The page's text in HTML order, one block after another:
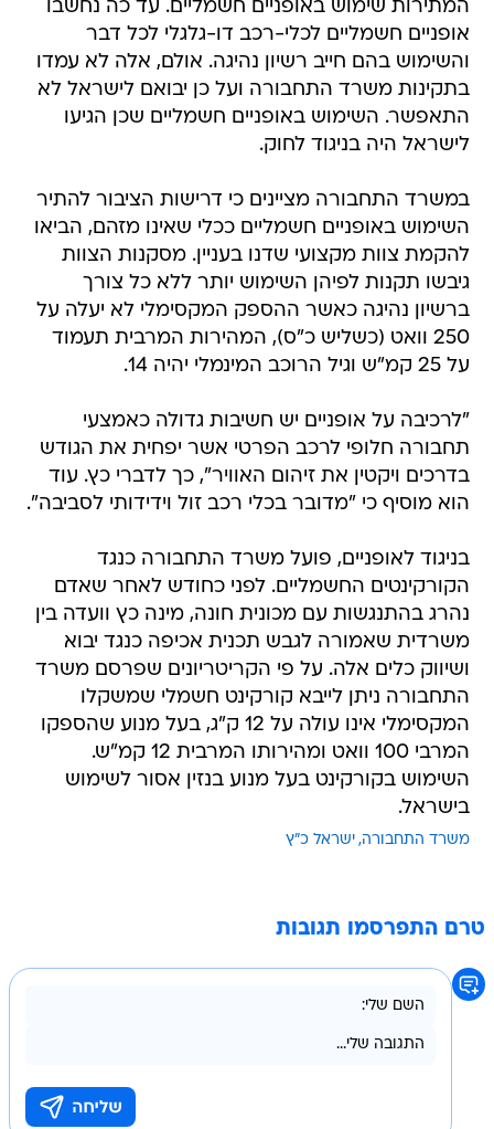
המתירות שימוש באופניים חשמליים. עד כה נחשבו
אופניים חשמליים לכלי-רכב דו-גלגלי לכל דבר
והשימוש בהם חייב רשיון נהיגה. אולם, אלה לא עמדו
בתקינות משרד התחבורה ועל כן יבואם לישראל לא
התאפשר. השימוש באופניים חשמליים שכן הגיעו
לישראל היה בניגוד לחוק.
במשרד התחבורה מציינים כי דרישות הציבור להתיר
השימוש באופניים חשמליים ככלי שאינו מזהם, הביאו
להקמת צוות מקצועי שדנו בעניין. מסקנות הצוות
גיבשו תקנות לפיהן השימוש יותר ללא כל צורך
ברשיון נהיגה כאשר ההספק המקסימלי לא יעלה על
250 וואט (כשליש כ"ס), המהירות המרבית תעמוד
על 25 קמ"ש וגיל הרוכב המינמלי יהיה 14.
"לרכיבה על אופניים יש חשיבות גדולה כאמצעי
תחבורה חלופי לרכב הפרטי אשר יפחית את הגודש
בדרכים ויקטין את זיהום האוויר", כך לדברי כץ. עוד
הוא מוסיף כי "מדובר בכלי רכב זול וידידותי לסביבה".
בניגוד לאופניים, פועל משרד התחבורה כנגד
הקורקינטים החשמליים. לפני כחודש לאחר שאדם
נהרג בהתנגשות עם מכונית חונה, מינה כץ וועדה בין
משרדית שאמורה לגבש תכנית אכיפה כנגד יבוא
ושיווק כלים אלה. על פי הקריטריונים שפרסם משרד
התחבורה ניתן לייבא קורקינט חשמלי שמשקלו
המקסימלי אינו עולה על 12 ק"ג, בעל מנוע שהספקו
המרבי 100 וואט ומהירותו המרבית 12 קמ"ש.
השימוש בקורקינט בעל מנוע בנזין אסור לשימוש
בישראל.
משרד התחבורה ישראל כ"ץ
טרם התפרסמו תגובות